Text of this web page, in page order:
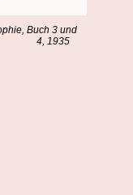
Buch 3 und
4, 1935